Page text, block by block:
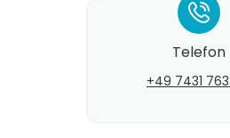
*
Telefon
+49 7431